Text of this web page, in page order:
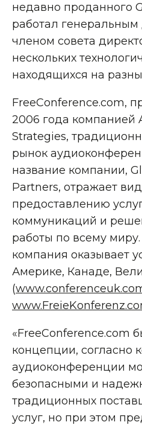
недавно проданного
работал генеральным
членом совета
нескольких
находящихся на
FreeConference.com,
2006 года компанией
Strategies,
рынок
название компании,
Partners, отражает
предоставлению
коммуникаций и
работы по всему
компания оказывает
Америке, Канаде,
(
«FreeConference.com
концепции, согласно
аудиоконференции
безопасными и
традиционных
услуг, но при этом